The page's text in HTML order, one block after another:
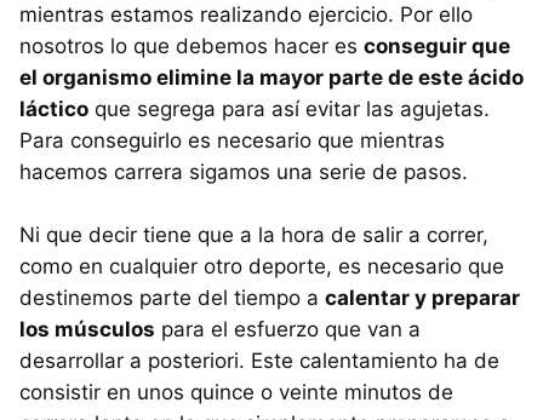
mientras estamos realizando ejercicio. Por ello
nosotros lo que debemos hacer es conseguir que
el organismo elimine la mayor parte de este ácido
láctico que segrega para así evitar las agujetas.
Para conseguirlo es necesario que mientras
hacemos carrera sigamos una serie de pasos.
Ni que decir tiene que a la hora de salir a correr,
como en cualquier otro deporte, es necesario que
destinemos parte del tiempo a calentar y preparar
los músculos para el esfuerzo que van a
desarrollar a posteriori. Este calentamiento ha de
consistir en unos quince o veinte minutos de